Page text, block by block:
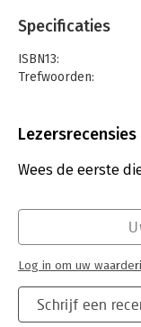
In het tweede deel
Deze aanvullende
JavaScript naar
elk hoofdstuk vindt
de ultieme inleiding
- Compleet
moderne
Praktische
Duidelijke uitleg
Specificaties
ISBN13:
Trefwoorden:
Taal:
Aantal pagina's:
Verschijningsdatum:
Hoofdrubriek:
Serie:
Lezersrecensies
Wees de eerste
Schrijf een
Log in om uw